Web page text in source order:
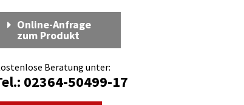
Online-Anfrage
zum Produkt
Beratung unter:
02364-50499-17